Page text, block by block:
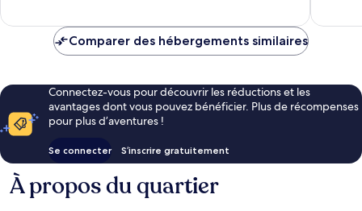
Comparer des hébergements similaires
Connectez-vous pour découvrir les réductions et les
avantages dont vous pouvez bénéficier. Plus de récompenses
pour plus d’aventures !
Se connecter S’inscrire gratuitement
À propos du quartier